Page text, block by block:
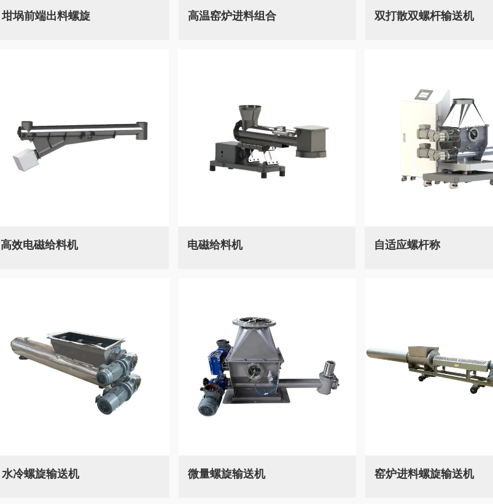
坩埚前端出料螺旋 高温窑炉进料组合 双打散双螺杆输送机
高效电磁给料机 电磁给料机 自适应螺杆称
水冷螺旋输送机 微量螺旋输送机 窑炉进料螺旋输送机